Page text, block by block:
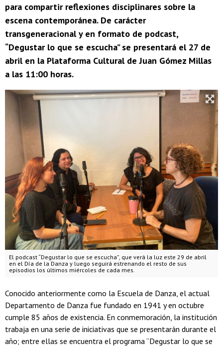
para compartir reflexiones disciplinares sobre la
escena contemporánea. De carácter
transgeneracional y en formato de podcast,
“Degustar lo que se escucha” se presentará el 27 de
abril en la Plataforma Cultural de Juan Gómez Millas
a las 11:00 horas.
El podcast “Degustar lo que se escucha”, que verá la luz este 29 de abril
en el Día de la Danza y luego seguirá estrenando el resto de sus
episodios los últimos miércoles de cada mes.
Conocido anteriormente como la Escuela de Danza, el actual
Departamento de Danza fue fundado en 1941 y en octubre
cumple 85 años de existencia. En conmemoración, la institución
trabaja en una serie de iniciativas que se presentarán durante el
año; entre ellas se encuentra el programa “Degustar lo que se